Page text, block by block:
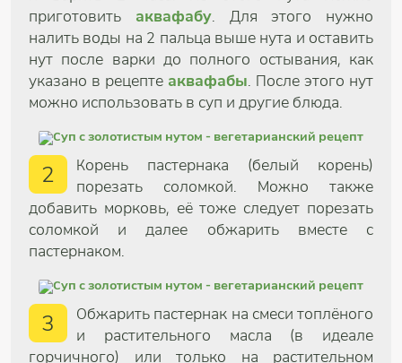
приготовить аквафабу. Для этого нужно
налить воды на 2 пальца выше нута и оставить
нут после варки до полного остывания, как
указано в рецепте аквафабы. После этого нут
можно использовать в суп и другие блюда.
2
Корень пастернака (белый корень)
порезать соломкой. Можно также
добавить морковь, её тоже следует порезать
соломкой и далее обжарить вместе с
пастернаком.
3
Обжарить пастернак на смеси топлёного
и растительного масла (в идеале
горчичного) или только на растительном